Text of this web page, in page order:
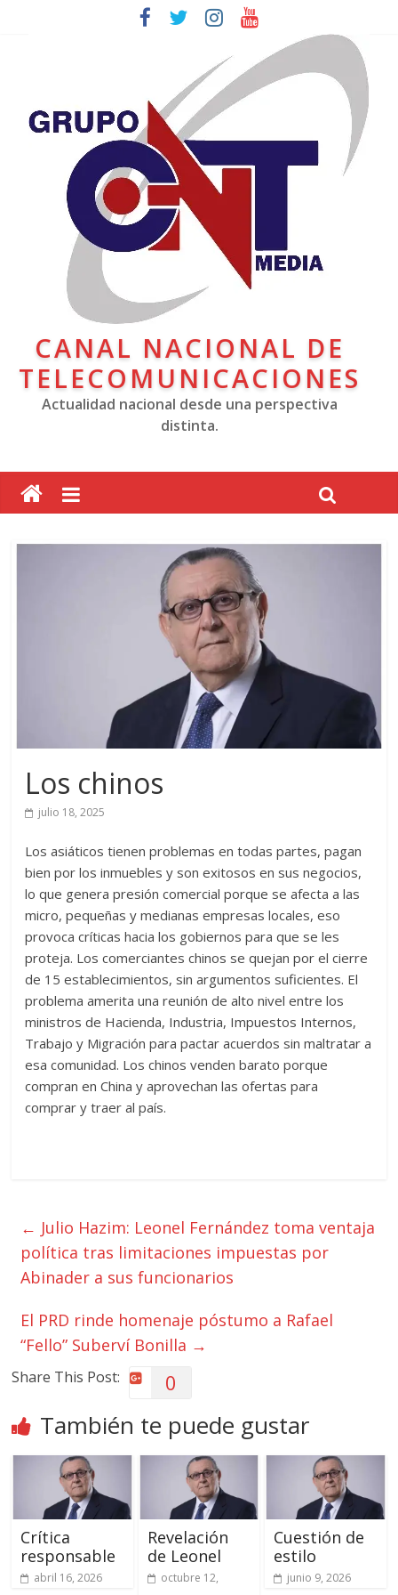
CANAL NACIONAL DE
TELECOMUNICACIONES
Actualidad nacional desde una perspectiva
distinta.
Los chinos
julio 18, 2025
Los asiáticos tienen problemas en todas partes, pagan
bien por los inmuebles y son exitosos en sus negocios,
lo que genera presión comercial porque se afecta a las
micro, pequeñas y medianas empresas locales, eso
provoca críticas hacia los gobiernos para que se les
proteja. Los comerciantes chinos se quejan por el cierre
de 15 establecimientos, sin argumentos suficientes. El
problema amerita una reunión de alto nivel entre los
ministros de Hacienda, Industria, Impuestos Internos,
Trabajo y Migración para pactar acuerdos sin maltratar a
esa comunidad. Los chinos venden barato porque
compran en China y aprovechan las ofertas para
comprar y traer al país.
← Julio Hazim: Leonel Fernández toma ventaja
política tras limitaciones impuestas por
Abinader a sus funcionarios
El PRD rinde homenaje póstumo a Rafael
“Fello” Suberví Bonilla →
Share This Post: 0
También te puede gustar
Crítica
responsable
abril 16, 2026
Revelación
de Leonel
octubre 12,
Cuestión de
estilo
junio 9, 2026